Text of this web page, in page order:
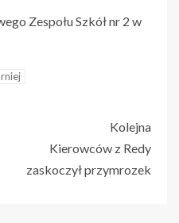
Zespołu Szkół nr 2 w
Kolejna
Kierowców z Redy
zaskoczył przymrozek